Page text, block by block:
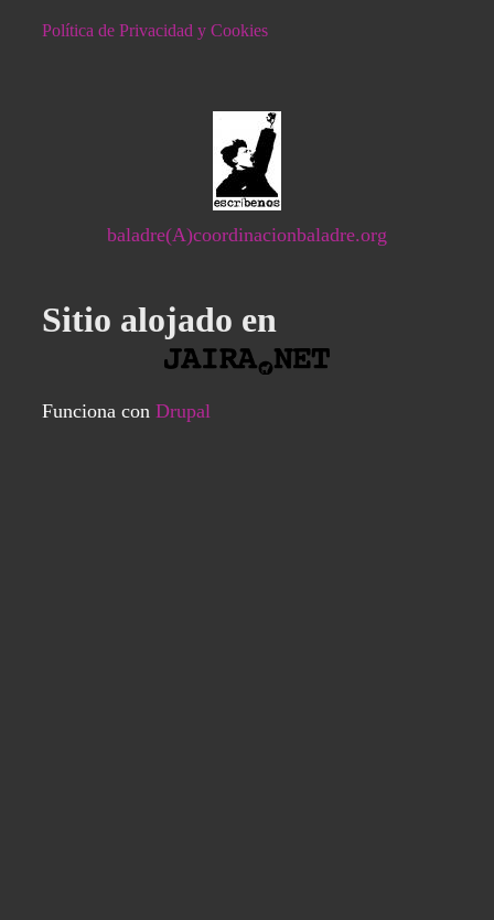
Política de Privacidad y Cookies
baladre(A)coordinacionbaladre.org
Sitio alojado en
Funciona con Drupal